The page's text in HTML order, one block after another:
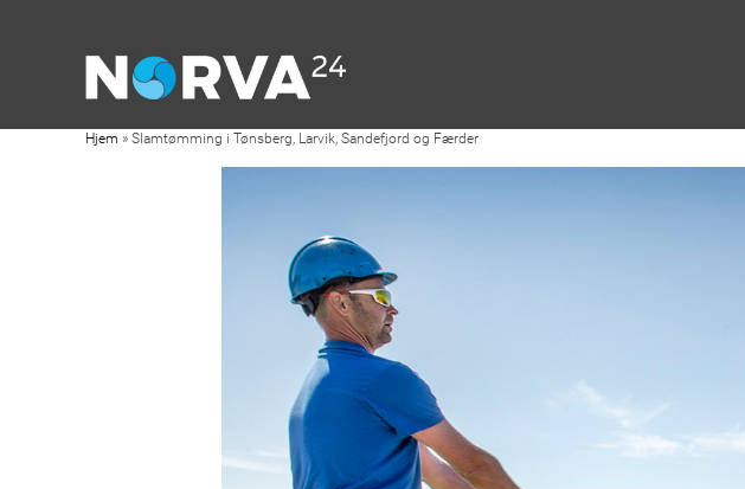
Hjem » Slamtømming i Tønsberg, Larvik, Sandefjord og Færder